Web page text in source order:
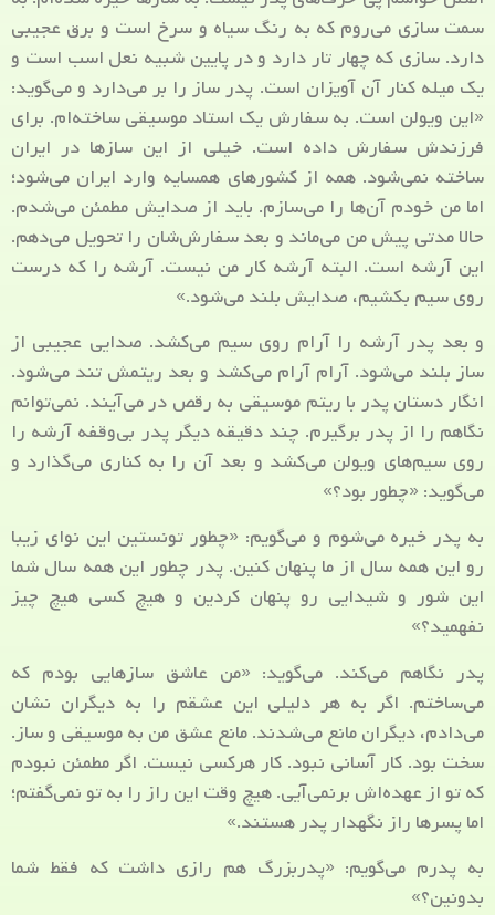
سمت سازی می‌روم که به رنگ سیاه و سرخ است و برق عجیبی
دارد. سازی که چهار تار دارد و در پایین شبیه نعل اسب است و
یک میله کنار آن آویزان است. پدر ساز را بر می‌دارد و می‌گوید:
«این ویولن است. به سفارش یک استاد موسیقی ساخته‌ام. برای
فرزندش سفارش داده است. خیلی از این سازها در ایران
ساخته نمی‌شود. همه از کشور‌های همسایه وارد ایران می‌شود؛
اما من خودم آن‌ها را می‌سازم. باید از صدایش مطمئن می‌شدم.
حالا مدتی پیش من می‌ماند و بعد سفارش‌شان را تحویل می‌دهم.
این آرشه است. البته آرشه کار من نیست. آرشه را که درست
روی سیم بکشیم، صدایش بلند می‌شود.»
و بعد پدر آرشه را آرام روی سیم می‌کشد. صدایی عجیبی از
ساز بلند می‌شود. آرام آرام می‌کشد و بعد ریتمش تند می‌شود.
انگار دستان پدر با ریتم موسیقی به رقص در می‌آیند. نمی‌توانم
نگاهم را از پدر برگیرم. چند دقیقه دیگر پدر بی‌وقفه آرشه را
روی سیم‌های ویولن می‌کشد و بعد آن را به کناری می‌گذارد و
می‌گوید: «چطور بود؟»
به پدر خیره می‌شوم و می‌گویم: «چطور تونستین این نوای زیبا
رو این همه سال از ما پنهان کنین. پدر چطور این همه سال شما
این شور و شیدایی رو پنهان کردین و هیچ کسی هیچ چیز
نفهمید؟»
پدر نگاهم می‌کند. می‌گوید: «من عاشق ساز‌هایی بودم که
می‌ساختم. اگر به هر دلیلی این عشقم را به دیگران نشان
می‌دادم، دیگران مانع می‌شدند. مانع عشق من به موسیقی و ساز.
سخت بود. کار آسانی نبود. کار هرکسی نیست. اگر مطمئن نبودم
که تو از عهده‌اش برنمی‌آیی. هیچ وقت این راز را به تو نمی‌گفتم؛
اما پسرها راز نگهدار پدر هستند.»
به پدرم می‌گویم: «پدربزرگ هم رازی داشت که فقط شما
بدونین؟»